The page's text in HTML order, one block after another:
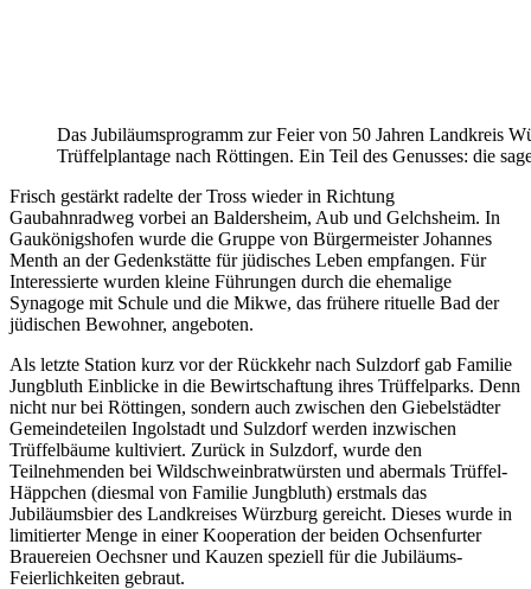
Das Jubiläumsprogramm zur Feier von 50 Jahren Landkreis
Trüffelplantage nach Röttingen. Ein Teil des Genusses: die
Frisch gestärkt radelte der Tross wieder in Richtung
Gaubahnradweg vorbei an Baldersheim, Aub und Gelchsheim. In
Gaukönigshofen wurde die Gruppe von Bürgermeister Johannes
Menth an der Gedenkstätte für jüdisches Leben empfangen. Für
Interessierte wurden kleine Führungen durch die ehemalige
Synagoge mit Schule und die Mikwe, das frühere rituelle Bad der
jüdischen Bewohner, angeboten.
Als letzte Station kurz vor der Rückkehr nach Sulzdorf gab Familie
Jungbluth Einblicke in die Bewirtschaftung ihres Trüffelparks. Denn
nicht nur bei Röttingen, sondern auch zwischen den Giebelstädter
Gemeindeteilen Ingolstadt und Sulzdorf werden inzwischen
Trüffelbäume kultiviert. Zurück in Sulzdorf, wurde den
Teilnehmenden bei Wildschweinbratwürsten und abermals Trüffel-
Häppchen (diesmal von Familie Jungbluth) erstmals das
Jubiläumsbier des Landkreises Würzburg gereicht. Dieses wurde in
limitierter Menge in einer Kooperation der beiden Ochsenfurter
Brauereien Oechsner und Kauzen speziell für die Jubiläums-
Feierlichkeiten gebraut.